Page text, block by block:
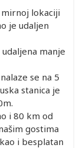
lokaciji
je udaljen
manje
se na 5
stanica je
i 80 km od
gostima
i besplatan